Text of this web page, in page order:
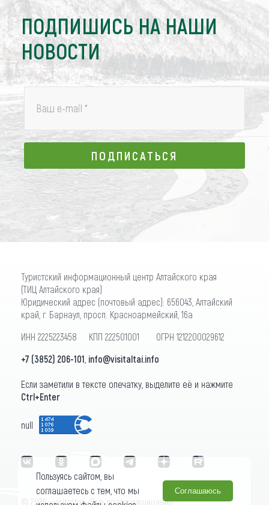
ПОДПИШИСЬ НА НАШИ
НОВОСТИ
Ваш e-mail *
ПОДПИСАТЬСЯ
ПОДПИСАТЬСЯ
Туристский информационный центр Алтайского края
(ТИЦ Алтайского края)
Юридический адрес (почтовый адрес): 656043, Алтайский
край, г. Барнаул, просп. Красноармейский, 16а
ИНН 2225223458 КПП 222501001 ОГРН 1212200029612
+7 (3852) 206-101 info@visitaltai.info
Если заметили в тексте опечатку, выделите её и нажмите
Ctrl+Enter
null
© 2026 «visitaltai» Все права защищены.
Пользуясь сайтом, вы
соглашаетесь с тем, что мы
Соглашаюсь